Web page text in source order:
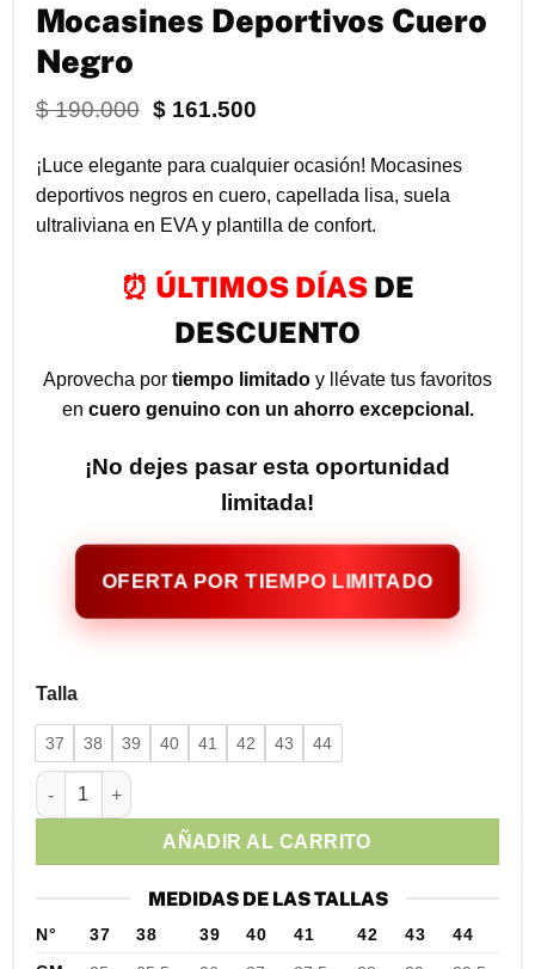
Mocasines Deportivos Cuero
Negro
$190.000 El
era:
$ 190.000.
$161.500El
actual
es:
$ 161.500.
¡Luce elegante para cualquier ocasión! Mocasines
deportivos negros en cuero, capellada lisa, suela
ultraliviana en EVA y plantilla de confort.
⏰ ÚLTIMOS DÍAS DE
DESCUENTO
Aprovecha por tiempo limitado y llévate tus favoritos
en cuero genuino con un ahorro excepcional.
¡No dejes pasar esta oportunidad
limitada!
OFERTA POR TIEMPO LIMITADO
Talla
37 38 39 40 41 42 43 44
Mocasines Deportivos Cuero Negro cantidad
AÑADIR AL CARRITO
MEDIDAS DE LAS TALLAS
N° 37 38 39 40 41 42 43
44